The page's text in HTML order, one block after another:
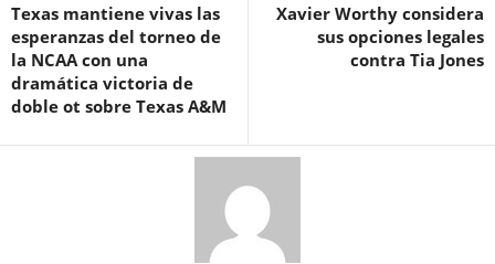
Texas mantiene vivas las
esperanzas del torneo de
la NCAA con una
dramática victoria de
doble ot sobre Texas A&M
Xavier Worthy considera
sus opciones legales
contra Tia Jones